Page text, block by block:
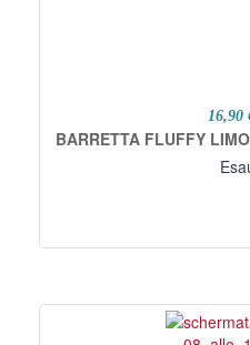
16,90
BARRETTA FLUFFY